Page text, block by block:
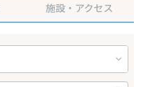
施設・アクセス